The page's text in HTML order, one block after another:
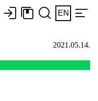
EN
2021.05.14.